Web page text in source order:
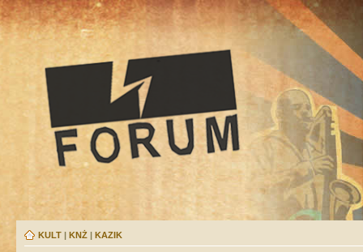
KULT | KNŻ | KAZIK